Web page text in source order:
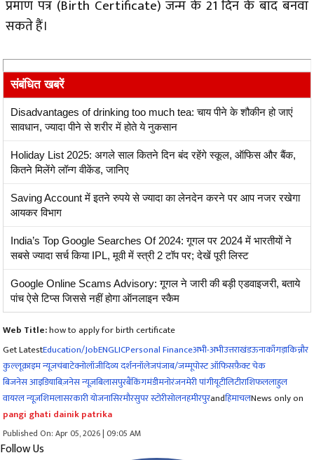
प्रमाण पत्र (Birth Certificate) जन्म के 21 दिन के बाद बनवा
सकते हैं।
संबंधित खबरें
Disadvantages of drinking too much tea: चाय पीने के शौकीन हो जाएं
सावधान, ज्यादा पीने से शरीर में होते ये नुकसान
Holiday List 2025: अगले साल कितने दिन बंद रहेंगे स्‍कूल, ऑफिस और बैंक,
कितने मिलेंगे लॉन्‍ग वीकेंड, जानिए
Saving Account में इतने रुपये से ज्यादा का लेनदेन करने पर आप नजर रखेगा
आयकर विभाग
India’s Top Google Searches Of 2024: गूगल पर 2024 में भारतीयों ने
सबसे ज्यादा सर्च किया IPL, मूवी में स्त्री 2 टॉप पर; देखें पूरी लिस्ट
Google Online Scams Advisory: गूगल ने जारी की बड़ी एडवाइजरी, बताये
पांच ऐसे टिप्स जिससे नहीं होगा ऑनलाइन स्कैम
Web Title:how to apply for birth certificate
Get LatestEducation/JobENGLICPersonal Financeअभी-अभीउत्तराखंडऊनाकाँगड़ाकिन्नौर
कुल्लूक्राइम न्यूजचंबाटेक्नोलॉजीदिव्य दर्शननॉलेजपंजाब/जम्मूपोस्ट ऑफिसफ़ैक्ट चेक
बिजनेस आइडियाबिज़नेस न्यूज़बिलासपुरबैंकिंगमंडीमनोरंजनमेरी पांगीयूटीलिटीराशिफललाहुल
वायरल न्यूज़शिमलासरकारी योजनासिरमौरसुपर स्टोरीसोलनहमीरपुरandहिमाचलNews only on
pangi ghati dainik patrika
Published On: Apr 05, 2026 | 09:05 AM
Follow Us